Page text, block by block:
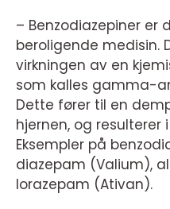
– Benzodiazepiner er
beroligende medisin.
virkningen av en
som kalles gamma-
Dette fører til en
hjernen, og resulterer
Eksempler på
diazepam (Valium),
lorazepam (Ativan).